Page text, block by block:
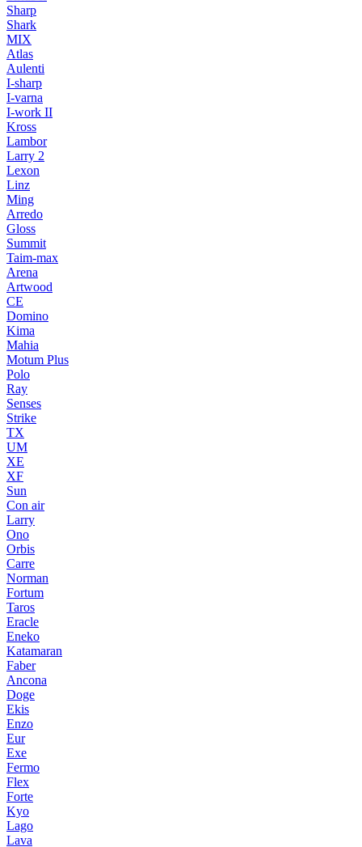
Sharp
Shark
MIX
Atlas
Aulenti
I-sharp
I-varna
I-work II
Kross
Lambor
Larry 2
Lexon
Linz
Ming
Arredo
Gloss
Summit
Taim-max
Arena
Artwood
CE
Domino
Kima
Mahia
Motum Plus
Polo
Ray
Senses
Strike
TX
UM
XE
XF
Sun
Con air
Larry
Ono
Orbis
Carre
Norman
Fortum
Taros
Eracle
Eneko
Katamaran
Faber
Ancona
Doge
Ekis
Enzo
Eur
Exe
Fermo
Flex
Forte
Kyo
Lago
Lava